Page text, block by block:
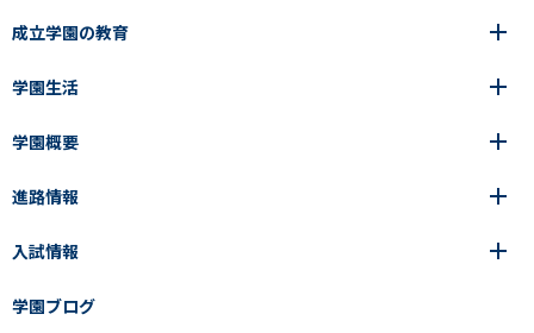
成立学園の教育
6年間の一貫教育
中学校
高等学校
成立メソッド
教科指導の特徴
卒業生の声
中学校
成立メソッド
卒業生の声
成立学園ならではの教育
見える学力×見えない学力
学園生活
年間行事
施設紹介
制服
学園ブログ
学園概要
学園の歩み
アクセス
進路情報
進路・進学
入試情報
中学入試Q&A
学園ブログ